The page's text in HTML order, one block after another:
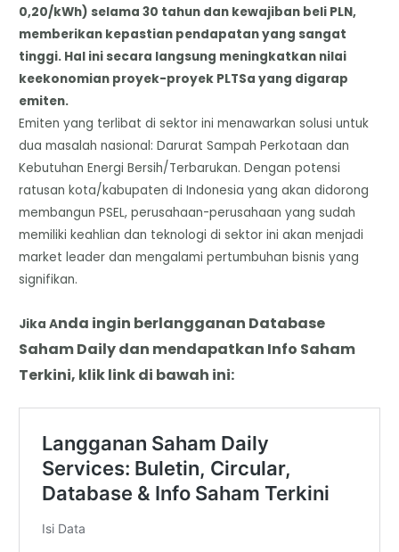
0,20/kWh) selama 30 tahun dan kewajiban beli PLN,
memberikan kepastian pendapatan yang sangat
tinggi. Hal ini secara langsung meningkatkan nilai
keekonomian proyek-proyek PLTSa yang digarap
emiten.
Emiten yang terlibat di sektor ini menawarkan solusi untuk
dua masalah nasional: Darurat Sampah Perkotaan dan
Kebutuhan Energi Bersih/Terbarukan. Dengan potensi
ratusan kota/kabupaten di Indonesia yang akan didorong
membangun PSEL, perusahaan-perusahaan yang sudah
memiliki keahlian dan teknologi di sektor ini akan menjadi
market leader dan mengalami pertumbuhan bisnis yang
signifikan.
Jika Anda ingin berlangganan Database
Saham Daily dan mendapatkan Info Saham
Terkini, klik link di bawah ini: